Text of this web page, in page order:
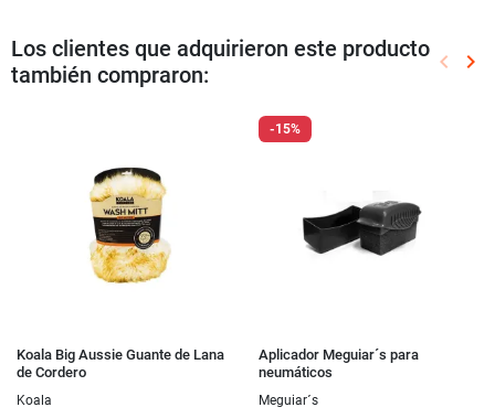
Los clientes que adquirieron este producto
también compraron:
keyboard_arrow_left keyboard_arrow_right
Koala Big Aussie Guante de Lana
de Cordero
Koala
-15%
Aplicador Meguiar´s para
neumáticos
Meguiar´s